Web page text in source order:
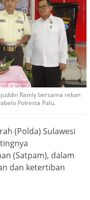
Ramly bersama rekan
Polresta Palu.
(Polda) Sulawesi
(Satpam), dalam
dan ketertiban